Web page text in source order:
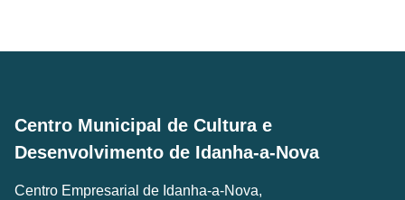
Centro Municipal de Cultura e
Desenvolvimento de Idanha-a-Nova
Centro Empresarial de Idanha-a-Nova,